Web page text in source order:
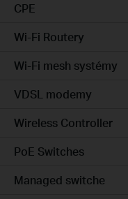
CPE
Wi-Fi Routery
Wi-Fi mesh systémy
VDSL modemy
Wireless Controller
PoE Switches
Managed switche